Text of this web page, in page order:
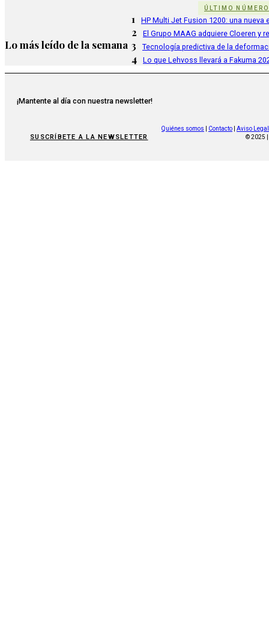
ÚLTIMO NÚMERO
Lo más leído de la semana
1 HP Multi Jet Fusion 1200: una
2 El Grupo MAAG adquiere Cloeren
3 Tecnología predictiva de la
4 Lo que Lehvoss llevará a Fakuma
¡Mantente al día con nuestra newsletter!
SUSCRÍBETE A LA NEWSLETTER
Quiénes somos Contacto
Aviso Legal
© 2025